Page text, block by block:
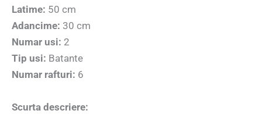
Latime: 50 cm
Adancime: 30 cm
Numar usi: 2
Tip usi: Batante
Numar rafturi: 6
Scurta descriere: